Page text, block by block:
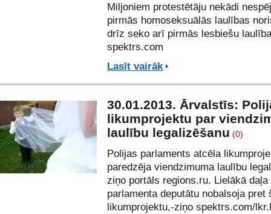
Miljoniem protestētāju nekādi
pirmās homoseksuālās laulības
drīz seko arī pirmās lesbiešu
spektrs.com
Lasīt vairāk
30.01.2013. Ārvalstīs:
likumprojektu par
laulību legalizēšanu (0)
Polijas parlaments atcēla
paredzēja viendzimuma laulību
ziņo portāls regions.ru. Lielākā daļa
parlamenta deputātu nobalsoja pret
likumprojektu,-ziņo spektrs.com/